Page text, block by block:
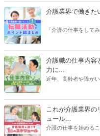
紹介します！介護職
ひお役立てください！
介護業界で働きた
「介護の仕事をして
なリサーチで職場と
しましょう！
介護職の仕事内容
力に...
近年、高齢者や障が
情、仕事の魅力など
す。【執筆者：ささ
これが介護業界の
ュール...
介護の仕事を始める